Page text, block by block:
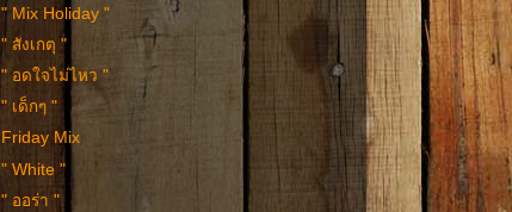
" Mix Holiday "
" สังเกตุ "
" อดใจไม่ไหว "
" เด็กๆ "
Friday Mix
" White "
" ออร่า "